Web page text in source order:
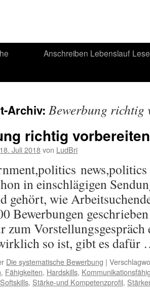
Anschreiben Lebenslauf
Archiv: Bewerbung richtig
richtig vorbereiten
18. Juli 2018von LudBri
in einschlägigen
gehört, wie
Bewerbungen
zum Vorstellungsgespräch
so ist, gibt es
Die systematische Bewerbung |
, Fähigkeiten, Hardskills,
Softskills, Stärke-und Kompetenzprofil,